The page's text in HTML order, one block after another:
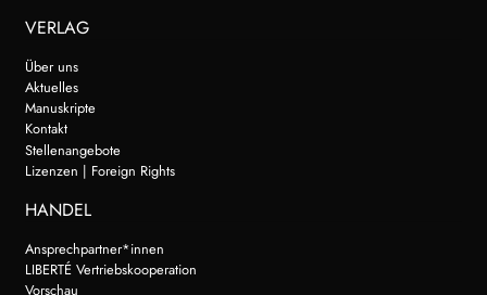
VERLAG
Über uns
Aktuelles
Manuskripte
Kontakt
Stellenangebote
Lizenzen | Foreign Rights
HANDEL
Ansprechpartner*innen
LIBERTÉ Vertriebskooperation
Vorschau